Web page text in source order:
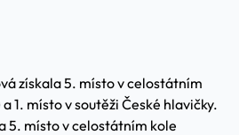
získala 5. místo v celostátním
1. místo v soutěži České hlavičky.
5. místo v celostátním kole